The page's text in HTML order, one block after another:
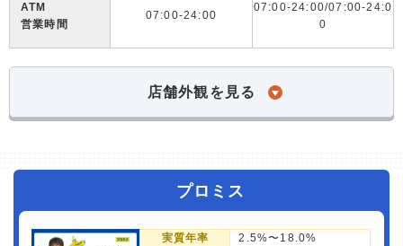
ATM
営業時間
07:00-24:00
07:00-24:00/07:00-24:0
0
店舗外観を見る
プロミス
実質年率 2.5%〜18.0%